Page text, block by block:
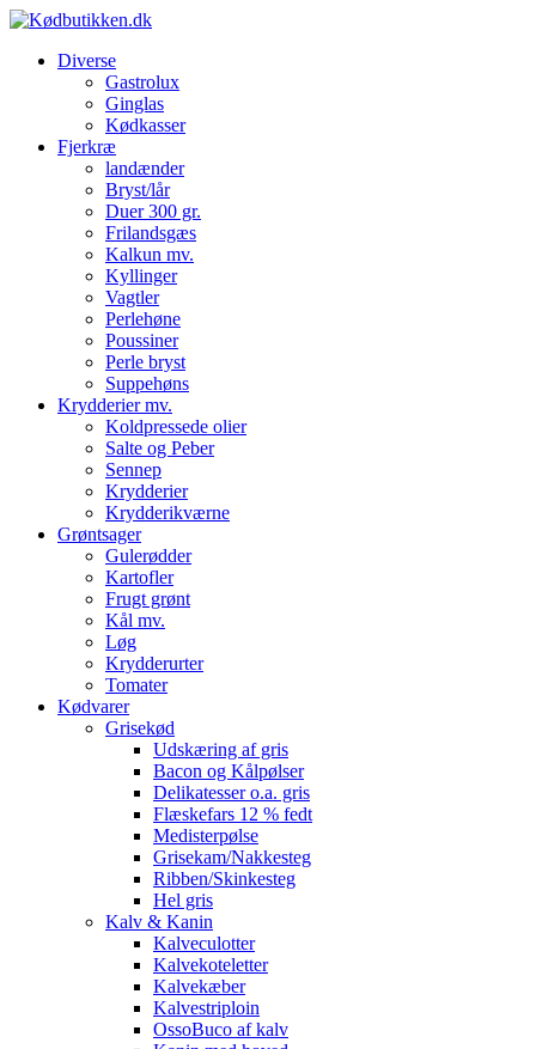
Diverse
Gastrolux
Ginglas
Kødkasser
Fjerkræ
landænder
Bryst/lår
Duer 300 gr.
Frilandsgæs
Kalkun mv.
Kyllinger
Vagtler
Perlehøne
Poussiner
Perle bryst
Suppehøns
Krydderier mv.
Koldpressede olier
Salte og Peber
Sennep
Krydderier
Krydderikværne
Grøntsager
Gulerødder
Kartofler
Frugt grønt
Kål mv.
Løg
Krydderurter
Tomater
Kødvarer
Grisekød
Udskæring af gris
Bacon og Kålpølser
Delikatesser o.a. gris
Flæskefars 12 % fedt
Medisterpølse
Grisekam/Nakkesteg
Ribben/Skinkesteg
Hel gris
Kalv & Kanin
Kalveculotter
Kalvekoteletter
Kalvekæber
Kalvestriploin
OssoBuco af kalv